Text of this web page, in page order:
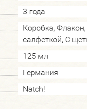
3 года
Коробка,
салфеткой, С
125 мл
Германия
Natch!